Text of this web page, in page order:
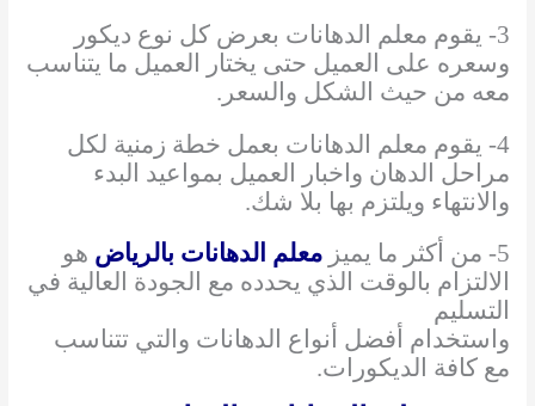
3- يقوم معلم الدهانات بعرض كل نوع ديكور
وسعره على العميل حتى يختار العميل ما يتناسب
معه من حيث الشكل والسعر.
4- يقوم معلم الدهانات بعمل خطة زمنية لكل
مراحل الدهان واخبار العميل بمواعيد البدء
والانتهاء ويلتزم بها بلا شك.
5- من أكثر ما يميز
معلم الدهانات بالرياض هو
الالتزام بالوقت الذي يحدده مع الجودة العالية في
التسليم
واستخدام أفضل أنواع الدهانات والتي تتناسب
مع كافة الديكورات.